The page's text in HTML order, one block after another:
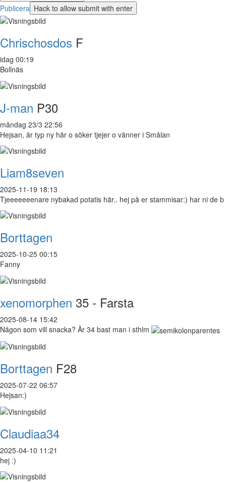
Publicera
Chrischosdos F
idag 00:19
Bollnäs
J-man P30
måndag 23/3 22:56
Hejsan, är typ ny här o söker tjejer o vänner i Smålan
Liam8seven
2025-11-19 18:13
Tjeeeeeeenare nybakad potatis här.. hej på er stammisar:) har ni de b
Borttagen
2025-10-25 00:15
Fanny
xenomorphen 35 - Farsta
2025-08-14 15:42
Någon som vill snacka? Är 34 bast man i sthlm
Borttagen F28
2025-07-22 06:57
Hejsan:)
Claudiaa34
2025-04-10 11:21
hej :)